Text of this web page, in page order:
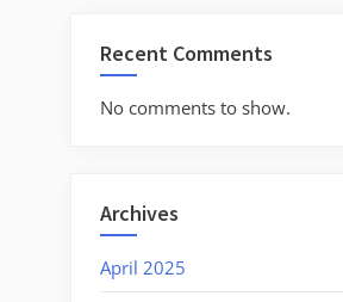
Recent Comments
No comments to show.
Archives
April 2025